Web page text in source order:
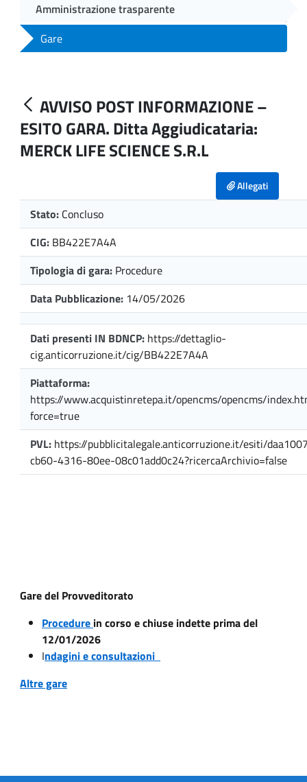
Amministrazione trasparente
Gare
AVVISO POST INFORMAZIONE –
ESITO GARA. Ditta Aggiudicataria:
MERCK LIFE SCIENCE S.R.L
Allegati
Stato: Concluso
CIG: BB422E7A4A
Tipologia di gara: Procedure
Data Pubblicazione: 14/05/2026
Dati presenti IN BDNCP: https://dettaglio-
cig.anticorruzione.it/cig/BB422E7A4A
Piattaforma:
https://www.acquistinretepa.it/opencms/opencms/
force=true
PVL: https://pubblicitalegale.anticorruzione.it/esiti/
cb60-4316-80ee-08c01add0c24?ricercaArchivio=false
Gare del Provveditorato
Procedure in corso e chiuse indette prima del
12/01/2026
Indagini e consultazioni
Altre gare